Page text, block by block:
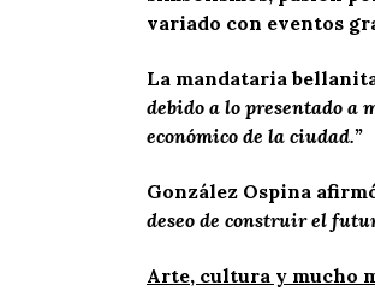
variado con eventos
La mandataria
debido a lo presentado a
económico de la ciudad.”
González Ospina
deseo de construir el
Arte, cultura y mucho